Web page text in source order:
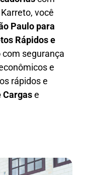
você
Paulo para
Rápidos e
segurança
e
rápidos e
Cargase